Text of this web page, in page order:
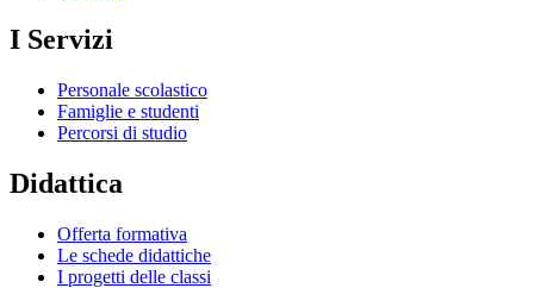
I Servizi
Personale scolastico
Famiglie e studenti
Percorsi di studio
Didattica
Offerta formativa
Le schede didattiche
I progetti delle classi